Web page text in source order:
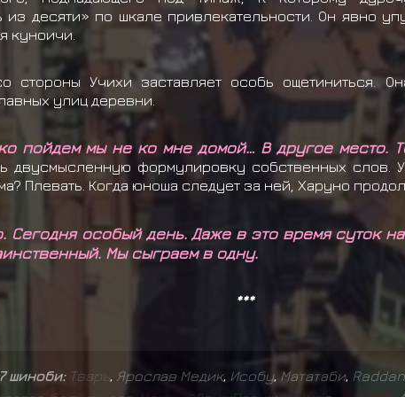
из десяти» по шкале привлекательности. Он явно
куноичи.
стороны Учихи заставляет особь ощетиниться.
улиц деревни.
пойдем мы не ко мне домой… В другое место.
двусмысленную формулировку собственных слов.
Плевать. Когда юноша следует за ней, Харуно
Сегодня особый день. Даже в это время суток
Мы сыграем в одну.
***
шиноби: Тварь Ярослав Медик, Исобу,Мататаби, Raddan